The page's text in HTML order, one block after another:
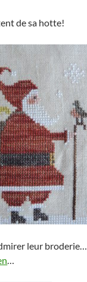
de sa hotte!
leur broderie…
…